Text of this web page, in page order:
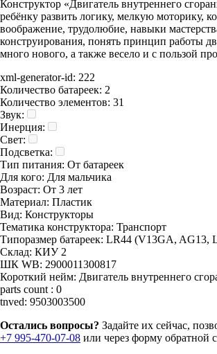
Конструктор «Двигатель внутреннего
ребёнку развить логику, мелкую моторику,
воображение, трудолюбие, навыки
конструирования, понять принцип работы
много нового, а также весело и с пользой
xml-generator-id: 222
Количество батареек: 2
Количество элементов: 31
Звук:
Инерция:
Свет:
Подсветка:
Тип питания: От батареек
Для кого: Для мальчика
Возраст: От 3 лет
Материал: Пластик
Вид: Конструкторы
Тематика конструктора: Транспорт
Типоразмер батареек: LR44 (V13GA, AG13,
Склад: КИУ 2
ШК WB: 2900011300817
Короткий нейм: Двигатель внутреннего
parts count : 0
tnved: 9503003500
Остались вопросы? Задайте их сейчас,
+7 995-470-07-08 или через форму обратной